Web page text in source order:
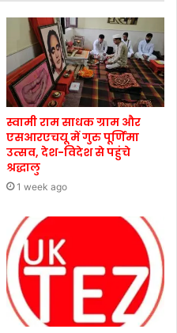
स्वामी राम साधक ग्राम और
एसआरएचयू में गुरु पूर्णिमा
उत्सव, देश-विदेश से पहुंचे
श्रद्धालु
1 week ago